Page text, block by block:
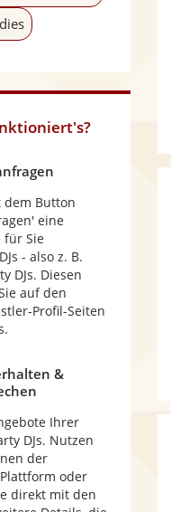
dem Button
eine
für Sie
- also z. B.
DJs. Diesen
auf den
Profil-Seiten
&
Ihrer
DJs. Nutzen
der
oder
direkt mit den